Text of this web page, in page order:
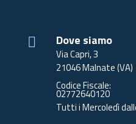
 Dove siamo
Via Capri, 3
21046 Malnate (VA)
Codice Fiscale:
02772640120
Tutti i Mercoledì